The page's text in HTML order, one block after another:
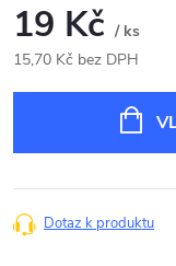
19 Kč / ks
15,70 Kč bez DPH
Dotaz k produktu